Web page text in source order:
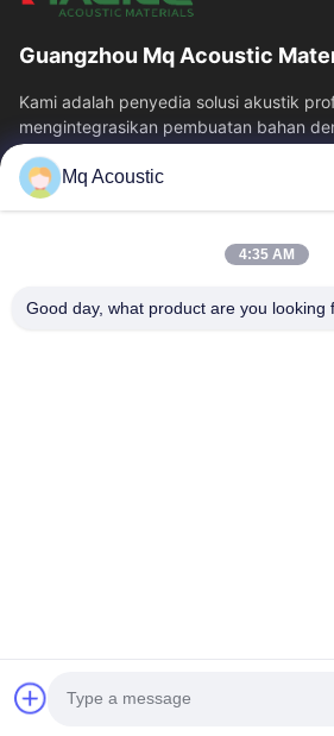
Guangzhou Mq Acoustic
Kami adalah penyedia solusi akustik
mengintegrasikan pembuatan bahan
kami mengkhususkan diri dalam panel...
Tautan Cepat
Tur Pabrik
Kontrol
Mq Acoustic
4:35 AM
Good day, what product are you looking